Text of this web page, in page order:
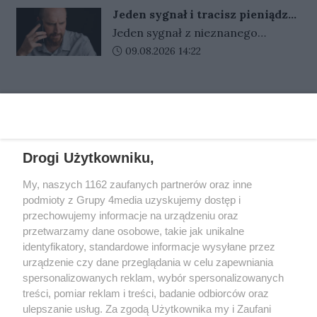
na dostawy wody.
zawodnikiem spotkania był Anders
Thomsen, który zakończył zawody
z płatnym kompletem punktów.
Jeden sygnał i tracisz pieniądze.
Nigdy nie oddzwaniaj na te
numery
Jeden sygnał z nieznanego
numeru może kosztować nawet
Data dodania artykułu:
09.08.2026 14:22
REKLAMA
Drogi Użytkowniku,
My, naszych 1162 zaufanych partnerów oraz inne
podmioty z Grupy 4media uzyskujemy dostęp i
przechowujemy informacje na urządzeniu oraz
przetwarzamy dane osobowe, takie jak unikalne
identyfikatory, standardowe informacje wysyłane przez
urządzenie czy dane przeglądania w celu zapewniania
spersonalizowanych reklam, wybór spersonalizowanych
treści, pomiar reklam i treści, badanie odbiorców oraz
ulepszanie usług. Za zgodą Użytkownika my i Zaufani